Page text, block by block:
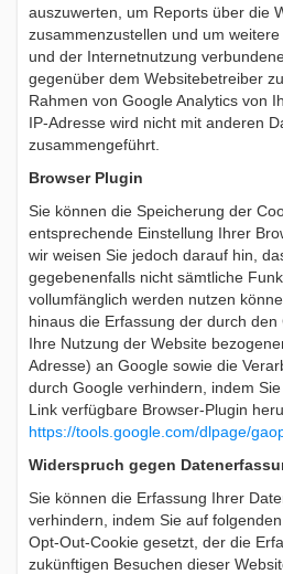
auszuwerten, um Reports über die
zusammenzustellen und um
und der Internetnutzung
gegenüber dem Websitebetreiber
Rahmen von Google Analytics von
IP-Adresse wird nicht mit anderen
zusammengeführt.
Browser Plugin
Sie können die Speicherung der
entsprechende Einstellung Ihrer
wir weisen Sie jedoch darauf hin,
gegebenenfalls nicht sämtliche
vollumfänglich werden nutzen
hinaus die Erfassung der durch
Ihre Nutzung der Website
Adresse) an Google sowie die
durch Google verhindern, indem
Link verfügbare Browser-Plugin
https://tools.google.com/dlpage/
Widerspruch gegen
Sie können die Erfassung Ihrer
verhindern, indem Sie auf
Opt-Out-Cookie gesetzt, der die
zukünftigen Besuchen dieser